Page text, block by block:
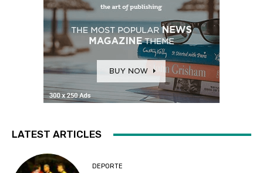
LATEST ARTICLES
DEPORTE